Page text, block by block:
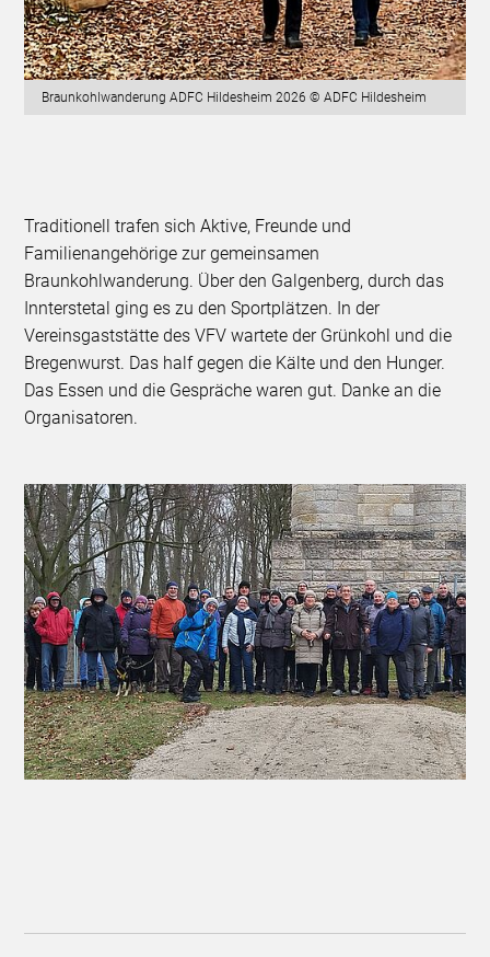
Braunkohlwanderung ADFC Hildesheim 2026 © ADFC Hildesheim
Traditionell trafen sich Aktive, Freunde und
Familienangehörige zur gemeinsamen
Braunkohlwanderung. Über den Galgenberg, durch das
Innterstetal ging es zu den Sportplätzen. In der
Vereinsgaststätte des VFV wartete der Grünkohl und die
Bregenwurst. Das half gegen die Kälte und den Hunger.
Das Essen und die Gespräche waren gut. Danke an die
Organisatoren.